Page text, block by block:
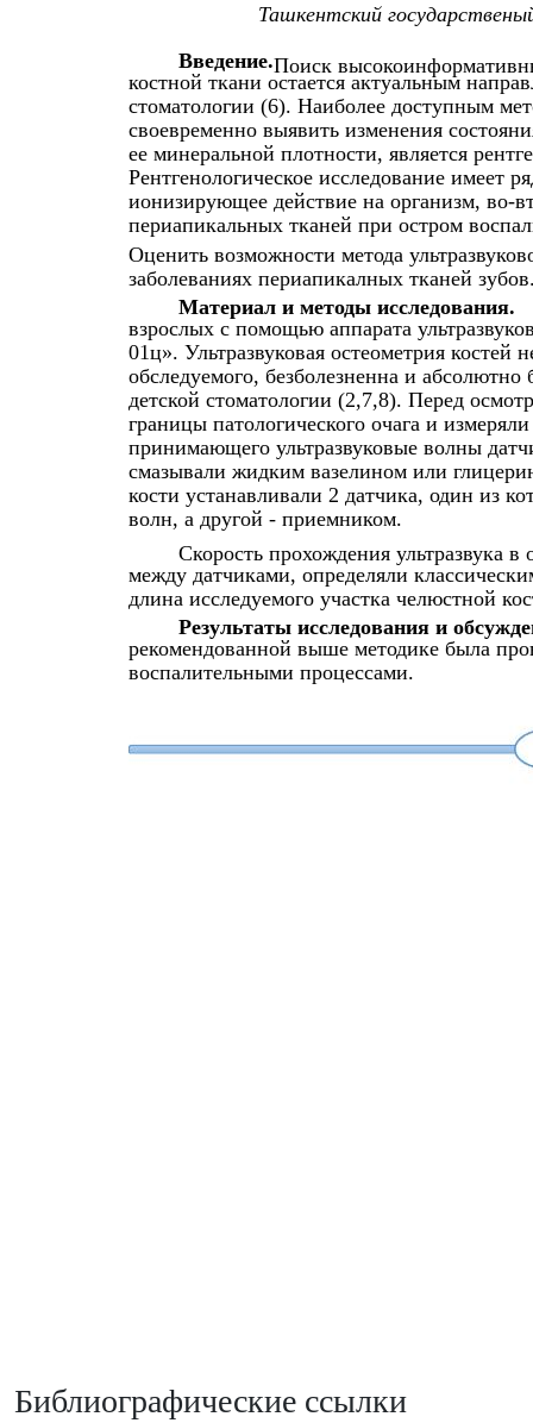
Ташкентский
Введение.Поиск
костной ткани остается актуальным
стоматологии (6). Наиболее доступным
своевременно выявить изменения
ее минеральной плотности, является
Рентгенологическое исследование имеет
ионизирующее действие на организм, во-
периапикальных тканей при остром
Оценить возможности метода
заболеваниях периапикалных тканей
Материал и методы исследования.
взрослых с помощью аппарата
01ц». Ультразвуковая остеометрия костей
обследуемого, безболезненна и
детской стоматологии (2,7,8). Перед
границы патологического очага и
принимающего ультразвуковые волны
смазывали жидким вазелином или
кости устанавливали 2 датчика, один из
волн, а другой - приемником.
Скорость прохождения ультразвука
между датчиками, определяли
длина исследуемого участка челюстной
Результаты исследования и
рекомендованной выше методике была
воспалительными процессами.
Библиографические ссылки